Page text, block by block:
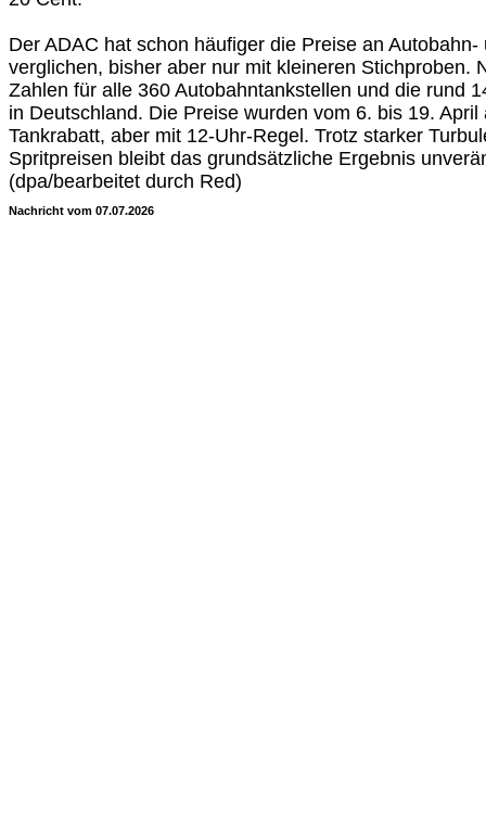
Der ADAC hat schon häufiger die Preise an
verglichen, bisher aber nur mit kleineren Stichproben.
Zahlen für alle 360 Autobahntankstellen und die rund
in Deutschland. Die Preise wurden vom 6. bis 19.
Tankrabatt, aber mit 12-Uhr-Regel. Trotz starker
Spritpreisen bleibt das grundsätzliche Ergebnis
(dpa/bearbeitet durch Red)
Nachricht vom 07.07.2026